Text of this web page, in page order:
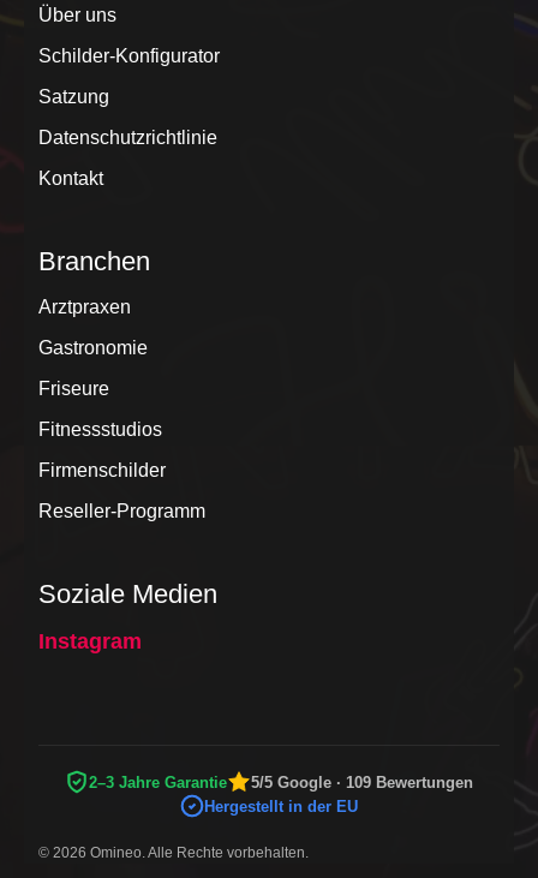
Über uns
Schilder-Konfigurator
Satzung
Datenschutzrichtlinie
Kontakt
Branchen
Arztpraxen
Gastronomie
Friseure
Fitnessstudios
Firmenschilder
Reseller-Programm
Soziale Medien
Instagram
2–3 Jahre Garantie
5/5 Google · 109 Bewertungen
Hergestellt in der EU
© 2026 Omineo. Alle Rechte vorbehalten.